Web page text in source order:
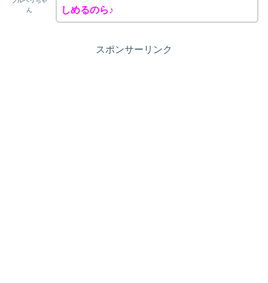
ん
しめるのら♪
スポンサーリンク